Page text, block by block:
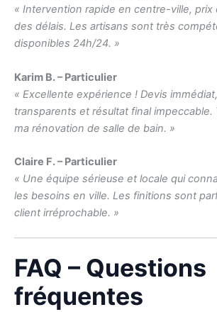
« Intervention rapide en centre-ville, prix
des délais. Les artisans sont très
disponibles 24h/24. »
Karim B. – Particulier
« Excellente expérience ! Devis
transparents et résultat final impeccable.
ma rénovation de salle de bain. »
Claire F. – Particulier
« Une équipe sérieuse et locale qui
les besoins en ville. Les finitions sont
client irréprochable. »
FAQ – Questions
fréquentes